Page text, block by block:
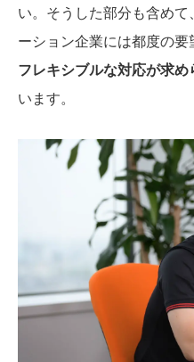
い。そうした部分も含め
ーション企業には都度の要
フレキシブルな対応が求
います。